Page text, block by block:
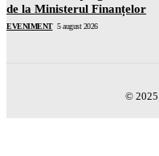
de la Ministerul Finanțelor
EVENIMENT 5 august 2026
© 2025